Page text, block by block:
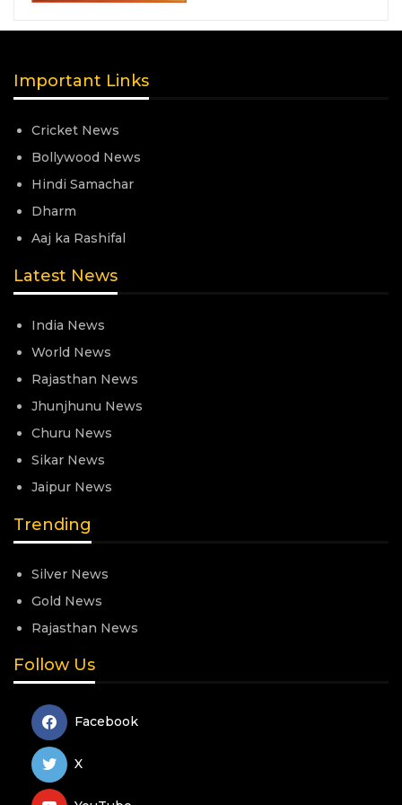
Important Links
Cricket News
Bollywood News
Hindi Samachar
Dharm
Aaj ka Rashifal
Latest News
India News
World News
Rajasthan News
Jhunjhunu News
Churu News
Sikar News
Jaipur News
Trending
Silver News
Gold News
Rajasthan News
Follow Us
Facebook
X